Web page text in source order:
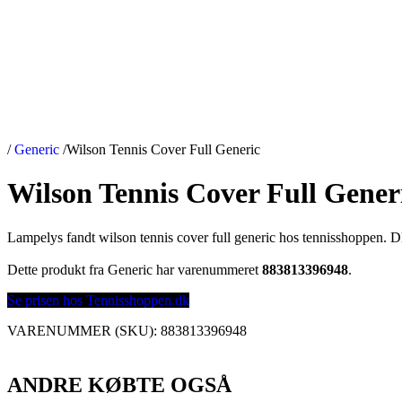
/ Generic /Wilson Tennis Cover Full Generic
Wilson Tennis Cover Full
Lampelys fandt wilson tennis cover full generic hos tennisshoppen.
Dette produkt fra Generic har varenummeret 883813396948.
Se prisen hos Tennisshoppen.dk
VARENUMMER (SKU): 883813396948
ANDRE KØBTE OGSÅ